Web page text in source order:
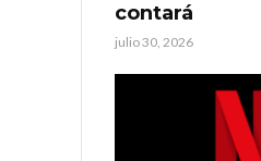
contará
julio 30, 2026